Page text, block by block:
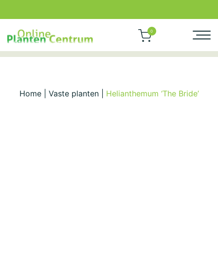
0
Home| Vaste planten| Helianthemum ‘The Bride’